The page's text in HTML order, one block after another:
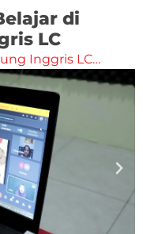
di
LC
Inggris LC…